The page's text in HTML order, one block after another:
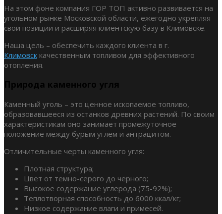
На этом фоне компания ГОР ТОП активно развивается на
угольном рынке Московской области, ежегодно укрепляя
свои позиции и расширяя клиентскую базу в Климовске.
Наша цель – обеспечить каждого клиента в г.
Климовск качественным топливом для эффективного
отопления.
Природа каменного угля
Каменный уголь – это ценное ископаемое топливо,
образовавшееся из останков древних растений. По своим
характеристикам оно занимает промежуточное
положение между бурым углем и антрацитом.
Отличительные черты каменного угля:
Плотная структура;
Цвет от темно-серого до черного;
Высокое содержание углерода (75-92%);
Теплотворная способность до 6000 ккал/кг;
Низкое содержание влаги и примесей.